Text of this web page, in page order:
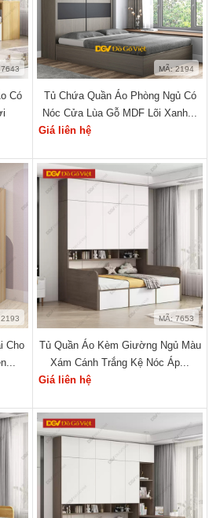
7643
Có
MÃ: 2194
Tủ Chứa Quần Áo Phòng Ngủ Có
Nóc Cửa Lùa Gỗ MDF Lõi Xanh...
Giá liên hệ
Cho
MÃ: 7653
Tủ Quần Áo Kèm Giường Ngủ Màu
Xám Cánh Trắng Kệ Nóc Áp...
Giá liên hệ